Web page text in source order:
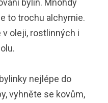
to trochu alchymie.
oleji, rostlinných i
nejlépe do
vyhněte se kovům,